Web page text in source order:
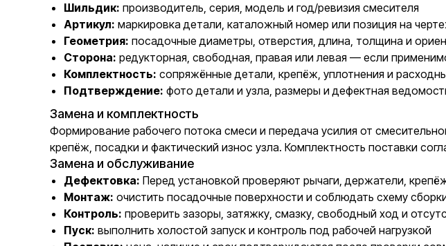
Шильдик: производитель, серия, модель и год/ревизия смесителя
Артикул: маркировка детали, каталожный номер или позиция на
Геометрия: посадочные диаметры, отверстия, длина, толщина и
Сторона: редукторная, свободная, правая или левая — если
Комплектность: сопряжённые детали, крепёж, уплотнения и
Подтверждение: фото детали и узла, размеры и дефектная
Замена и комплектность
Формирование рабочего потока смеси и передача усилия от
крепёж, посадки и фактический износ узла. Комплектность поставки
Замена и обслуживание
Дефектовка: Перед установкой проверяют рычаги, держатели,
Монтаж: очистить посадочные поверхности и соблюдать схему
Контроль: проверить зазоры, затяжку, смазку, свободный ход и
Пуск: выполнить холостой запуск и контроль под рабочей нагрузкой